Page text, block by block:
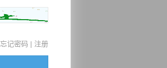
忘记密码 | 注册